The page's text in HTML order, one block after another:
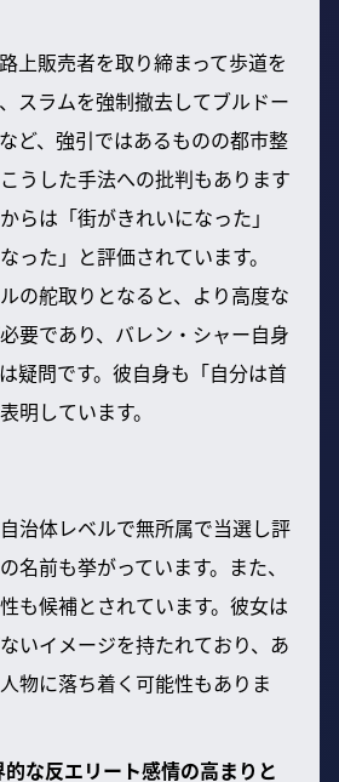
上販売者を取り締まって歩道を
スラムを強制撤去してブルドー
ど、強引ではあるものの都市整
うした手法への批判もあります
らは「街がきれいになった」
った」と評価されています。
の舵取りとなると、より高度な
要であり、バレン・シャー自身
疑問です。彼自身も「自分は首
明しています。
治体レベルで無所属で当選し評
名前も挙がっています。また、
も候補とされています。彼女は
いイメージを持たれており、あ
物に落ち着く可能性もありま
な反エリート感情の高まりと